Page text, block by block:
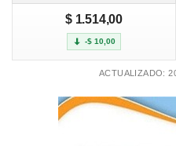
$ 1.514,00
-$ 10,00
ACTUALIZADO: